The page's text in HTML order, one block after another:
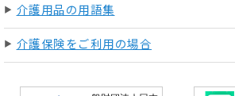
介護用品の用語集
介護保険をご利用の場合